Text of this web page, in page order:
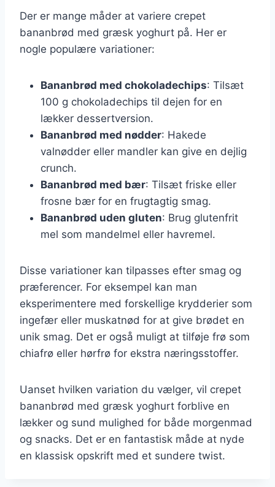
Der er mange måder at variere crepet
bananbrød med græsk yoghurt på. Her er
nogle populære variationer:
Bananbrød med chokoladechips: Tilsæt
100 g chokoladechips til dejen for en
lækker dessertversion.
Bananbrød med nødder: Hakede
valnødder eller mandler kan give en dejlig
crunch.
Bananbrød med bær: Tilsæt friske eller
frosne bær for en frugtagtig smag.
Bananbrød uden gluten: Brug glutenfrit
mel som mandelmel eller havremel.
Disse variationer kan tilpasses efter smag og
præferencer. For eksempel kan man
eksperimentere med forskellige krydderier som
ingefær eller muskatnød for at give brødet en
unik smag. Det er også muligt at tilføje frø som
chiafrø eller hørfrø for ekstra næringsstoffer.
Uanset hvilken variation du vælger, vil crepet
bananbrød med græsk yoghurt forblive en
lækker og sund mulighed for både morgenmad
og snacks. Det er en fantastisk måde at nyde
en klassisk opskrift med et sundere twist.